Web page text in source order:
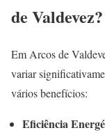
de Valdevez?
Em Arcos de
variar
vários benefícios:
Eficiência